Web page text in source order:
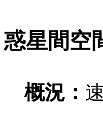
惑星間空
概況：